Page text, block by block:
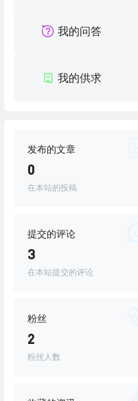
我的问答
我的供求
发布的文章
0
在本站的投稿
提交的评论
3
在本站提交的评论
粉丝
2
粉丝人数